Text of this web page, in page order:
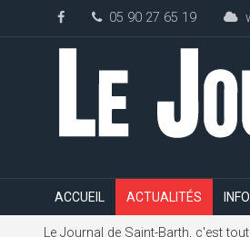
05 90 27 65 19
ACCUEIL ACTUALITÉS
Le Journal de Saint-Barth, c'est